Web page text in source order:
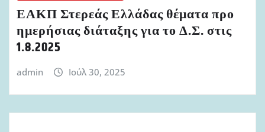
ΕΑΚΠ Στερεάς Ελλάδας θέματα προ
ημερήσιας διάταξης για το Δ.Σ. στις
1.8.2025
admin Ιούλ 30, 2025